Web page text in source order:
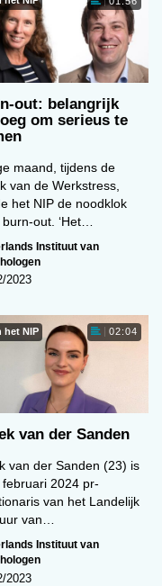
out: belangrijk
om serieus te
maand, tijdens de
van de Werkstress,
het NIP de noodklok
out. ‘Het…
Instituut van
2023
het NIP 02:04
van der Sanden
van der Sanden (23) is
2024 pr-
van het Landelijk
van…
Instituut van
2023